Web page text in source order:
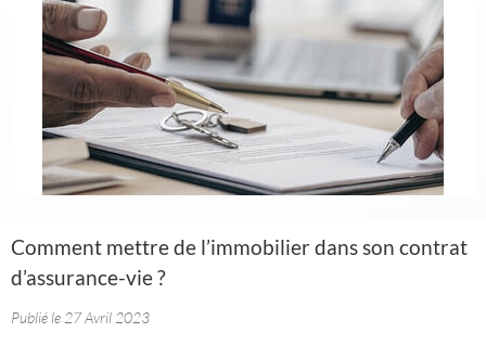
Comment mettre de l’immobilier dans son contrat
d’assurance-vie ?
Publié le 27 Avril 2023